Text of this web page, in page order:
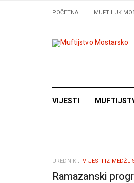
POČETNA MUFTILUK
VIJESTI
UREDNIK VIJESTI IZ
Ramazanski